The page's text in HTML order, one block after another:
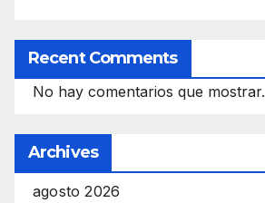
Recent Comments
No hay comentarios que mostrar.
Archives
agosto 2026